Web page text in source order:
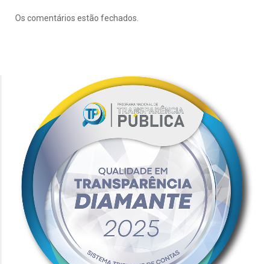
Os comentários estão fechados.